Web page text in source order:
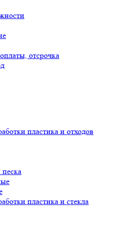
отсрочка
пластика и отходов
пластика и стекла